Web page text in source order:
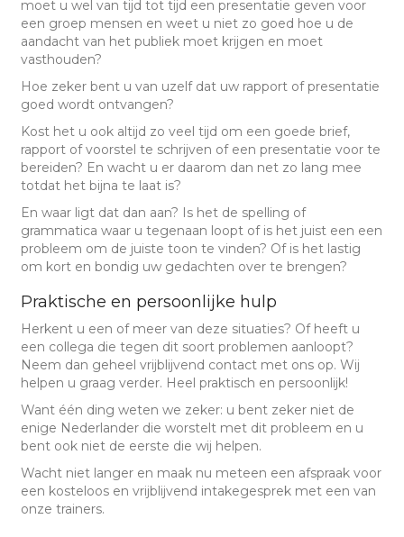
moet u wel van tijd tot tijd een presentatie geven voor
een groep mensen en weet u niet zo goed hoe u de
aandacht van het publiek moet krijgen en moet
vasthouden?
Hoe zeker bent u van uzelf dat uw rapport of presentatie
goed wordt ontvangen?
Kost het u ook altijd zo veel tijd om een goede brief,
rapport of voorstel te schrijven of een presentatie voor te
bereiden? En wacht u er daarom dan net zo lang mee
totdat het bijna te laat is?
En waar ligt dat dan aan? Is het de spelling of
grammatica waar u tegenaan loopt of is het juist een een
probleem om de juiste toon te vinden? Of is het lastig
om kort en bondig uw gedachten over te brengen?
Praktische en persoonlijke hulp
Herkent u een of meer van deze situaties? Of heeft u
een collega die tegen dit soort problemen aanloopt?
Neem dan geheel vrijblijvend contact met ons op. Wij
helpen u graag verder. Heel praktisch en persoonlijk!
Want één ding weten we zeker: u bent zeker niet de
enige Nederlander die worstelt met dit probleem en u
bent ook niet de eerste die wij helpen.
Wacht niet langer en maak nu meteen een afspraak voor
een kosteloos en vrijblijvend intakegesprek met een van
onze trainers.